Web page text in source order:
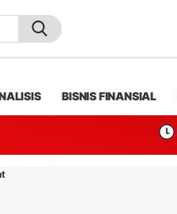
BISNIS FINANSIAL